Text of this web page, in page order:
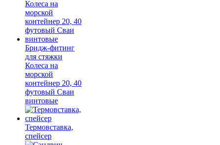
Бридж-фитинг
для стяжки
Колеса на
морской
контейнер 20, 40
футовый Сваи
винтовые
Термовставка,
спейсер